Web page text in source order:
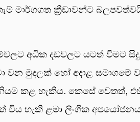
මාර්ගගත ක්‍රීඩාවන්ට
අධික දඩවලට යටත් වීමට
වන මුදලක් හෝ අදාළ
කළ හැකිය. කෙසේ
හැකි ළමා ලිංගික අපයෝජනය